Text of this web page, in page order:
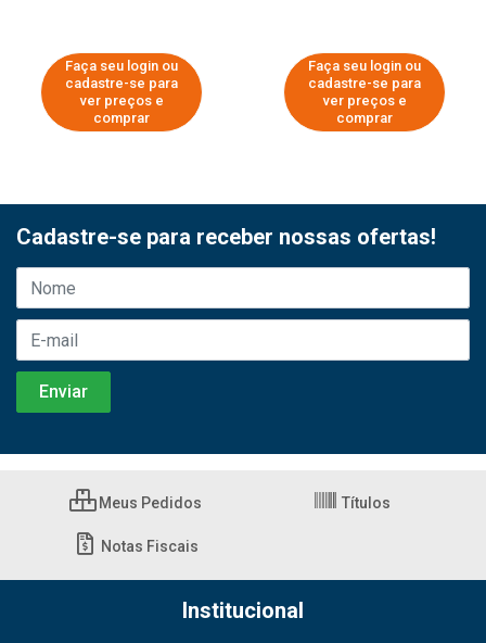
Faça seu login ou
cadastre-se para
ver preços e
comprar
Faça seu login ou
cadastre-se para
ver preços e
comprar
Cadastre-se para receber nossas ofertas!
Meus Pedidos Títulos
Notas Fiscais
Institucional